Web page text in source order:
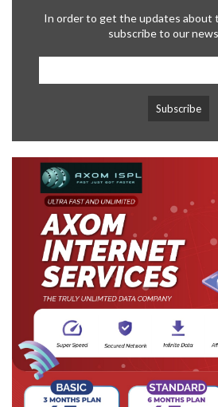
In order to get the updates about
subscribe to our